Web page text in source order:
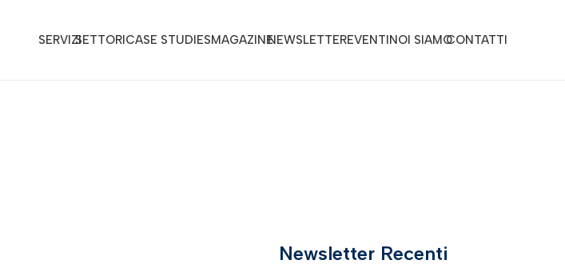
SERVIZISETTORICASE STUDIESMAGAZINENEWSLETTEREVENTINOI SIAMOCONTATTI
Newsletter Recenti